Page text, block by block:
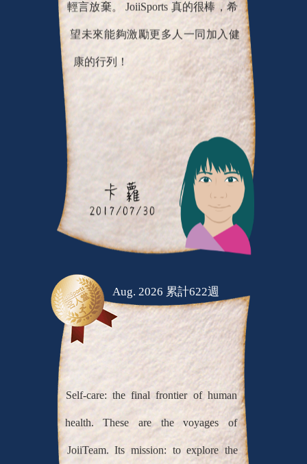
輕言放棄。 JoiiSports 真的很棒，希
望未來能夠激勵更多人一同加入健
康的行列！
Aug. 2026 累計622週
Self-care: the final frontier of human
health. These are the voyages of
JoiiTeam. Its mission: to explore the